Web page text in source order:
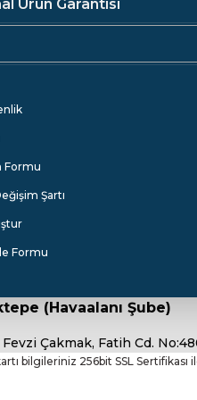
Ürün Garantisi
Formu
Şartı
Formu
(Havaalanı Şube)
Çakmak, Fatih Cd.
bilgileriniz 256bit SSL Sertifikası